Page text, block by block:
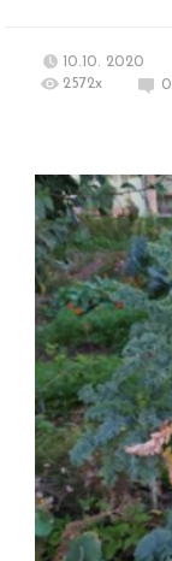
10.10. 2020
2572x
0